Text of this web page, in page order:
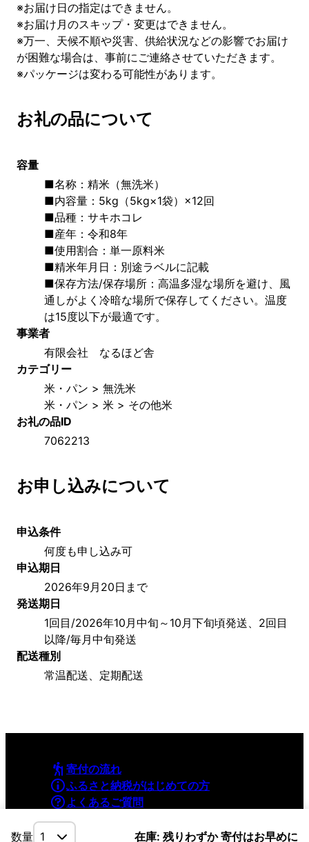
数量 在庫: 残りわずか 寄付はお早めに
※お届け日の指定はできません。
※お届け月のスキップ・変更はできません。
※万一、天候不順や災害、供給状況などの影響でお届け
が困難な場合は、事前にご連絡させていただきます。
※パッケージは変わる可能性があります。
お礼の品について
容量
■名称：精米（無洗米）
■内容量：5kg（5kg×1袋）×12回
■品種：サキホコレ
■産年：令和8年
■使用割合：単一原料米
■精米年月日：別途ラベルに記載
■保存方法/保存場所：高温多湿な場所を避け、風
通しがよく冷暗な場所で保存してください。温度
は15度以下が最適です。
事業者
有限会社　なるほど舎
カテゴリー
米・パン > 無洗米
米・パン > 米 > その他米
お礼の品ID
7062213
お申し込みについて
申込条件
何度も申し込み可
申込期日
2026年9月20日まで
発送期日
1回目/2026年10月中旬～10月下旬頃発送、2回目
以降/毎月中旬発送
配送種別
常温配送、定期配送
寄付の流れ
ふるさと納税がはじめての方
よくあるご質問
利用規約
プライバシーポリシー